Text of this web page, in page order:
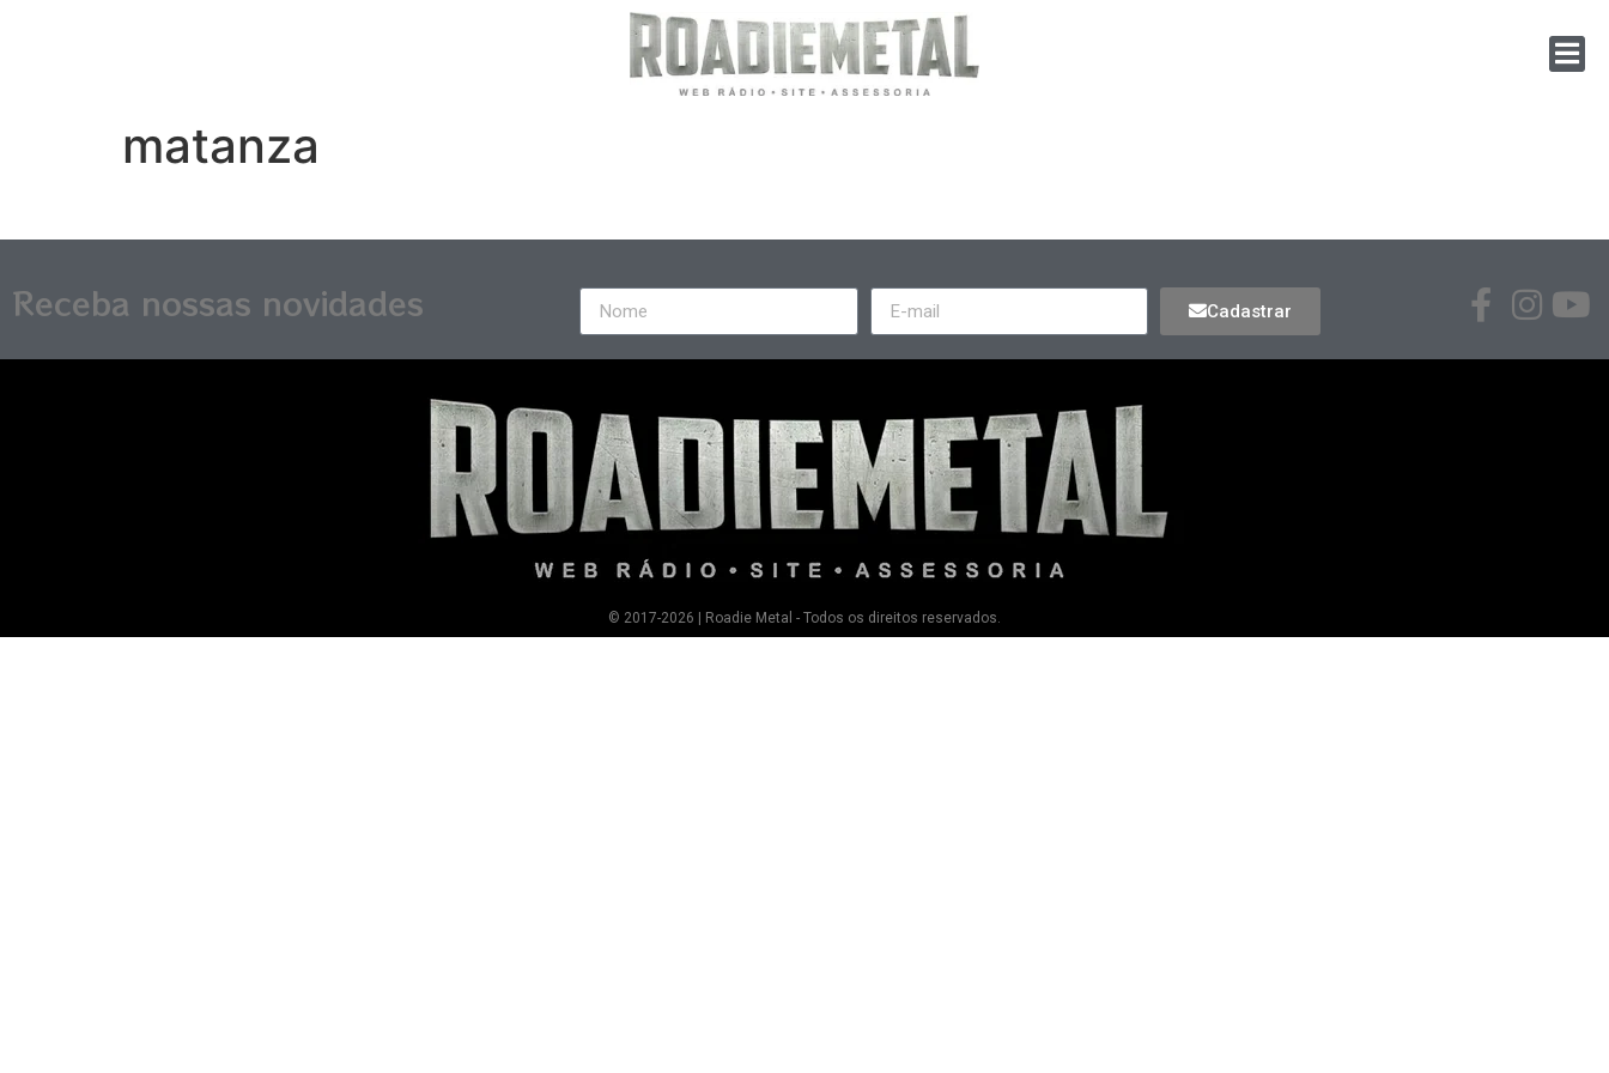
matanza
Receba nossas novidades Cadastrar
© 2017-2026 | Roadie Metal - Todos os direitos reservados.